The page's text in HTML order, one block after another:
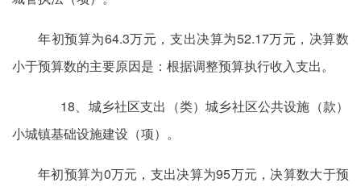
年初预算为64.3万元，支出决算为52.17万元，决算数
小于预算数的主要原因是：根据调整预算执行收入支出。
18、城乡社区支出（类）城乡社区公共设施（款）
小城镇基础设施建设（项）。
年初预算为0万元，支出决算为95万元，决算数大于预